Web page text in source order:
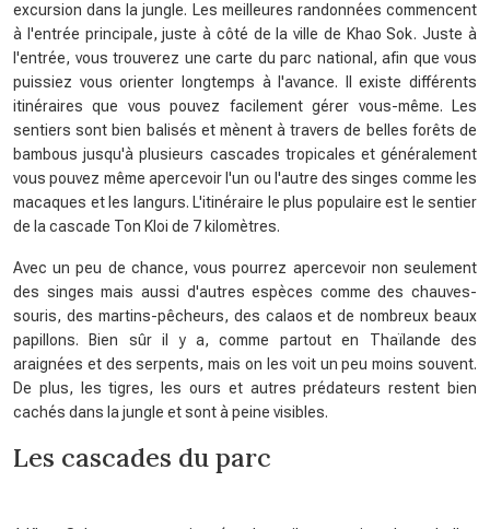
excursion dans la jungle. Les meilleures randonnées commencent
à l'entrée principale, juste à côté de la ville de Khao Sok. Juste à
l'entrée, vous trouverez une carte du parc national, afin que vous
puissiez vous orienter longtemps à l'avance. Il existe différents
itinéraires que vous pouvez facilement gérer vous-même. Les
sentiers sont bien balisés et mènent à travers de belles forêts de
bambous jusqu'à plusieurs cascades tropicales et généralement
vous pouvez même apercevoir l'un ou l'autre des singes comme les
macaques et les langurs. L'itinéraire le plus populaire est le sentier
de la cascade Ton Kloi de 7 kilomètres.
Avec un peu de chance, vous pourrez apercevoir non seulement
des singes mais aussi d'autres espèces comme des chauves-
souris, des martins-pêcheurs, des calaos et de nombreux beaux
papillons. Bien sûr il y a, comme partout en Thaïlande des
araignées et des serpents, mais on les voit un peu moins souvent.
De plus, les tigres, les ours et autres prédateurs restent bien
cachés dans la jungle et sont à peine visibles.
Les cascades du parc